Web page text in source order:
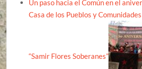
Un paso hacia el Común en el
Casa de los Pueblos y
“Samir Flores Soberanes”